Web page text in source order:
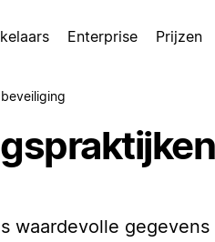
Enterprise Prijzen
waardevolle